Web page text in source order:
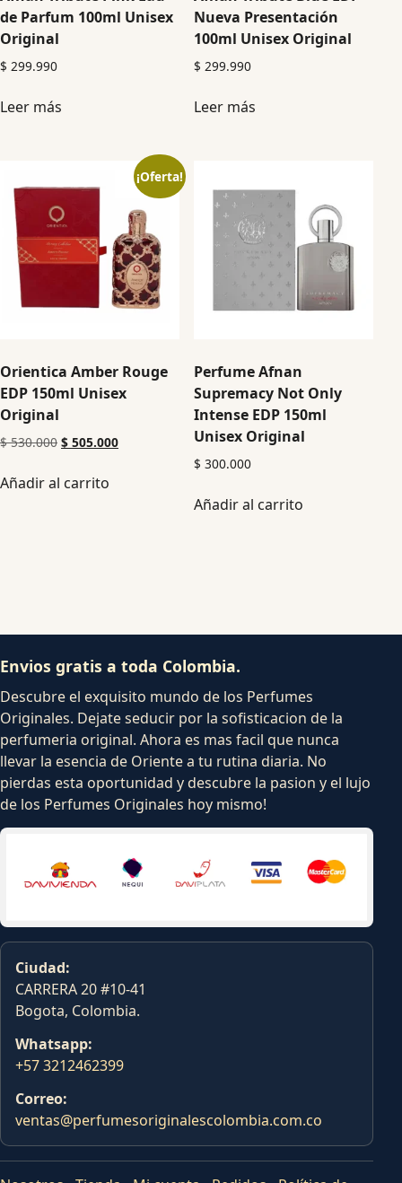
de Parfum 100ml Unisex
Original
$ 299.990
Leer más
Nueva Presentación
100ml Unisex Original
$ 299.990
Leer más
¡Oferta!
Orientica Amber Rouge
EDP 150ml Unisex
Original
$530.000 $ 505.000
Añadir al carrito
Perfume Afnan
Supremacy Not Only
Intense EDP 150ml
Unisex Original
$ 300.000
Añadir al carrito
Envios gratis a toda Colombia.
Descubre el exquisito mundo de los Perfumes
Originales. Dejate seducir por la sofisticacion de la
perfumeria original. Ahora es mas facil que nunca
llevar la esencia de Oriente a tu rutina diaria. No
pierdas esta oportunidad y descubre la pasion y el lujo
de los Perfumes Originales hoy mismo!
Ciudad:
CARRERA 20 #10-41
Bogota, Colombia.
Whatsapp:
+57 3212462399
Correo:
ventas@perfumesoriginalescolombia.com.co